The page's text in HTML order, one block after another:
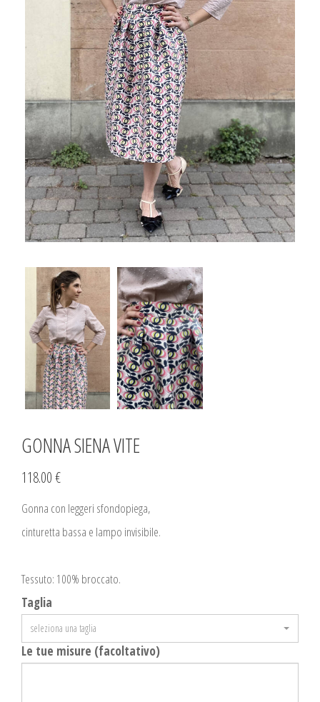
GONNA SIENA VITE
118.00 €
Gonna con leggeri sfondopiega,
cinturetta bassa e lampo invisibile.
Tessuto: 100% broccato.
Taglia
seleziona una taglia
Le tue misure (facoltativo)